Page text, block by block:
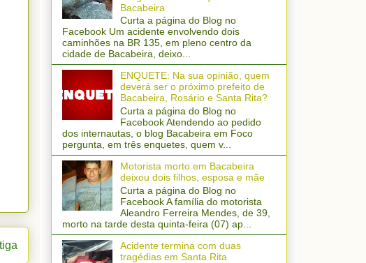
Bacabeira
Curta a página do Blog no
Facebook Um acidente envolvendo dois
caminhões na BR 135, em pleno centro da
cidade de Bacabeira, deixo...
ENQUETE: Na sua opinião, quem
deverá ser o próximo prefeito de
Bacabeira, Rosário e Santa Rita?
Curta a página do Blog no
Facebook Atendendo ao pedido
dos internautas, o blog Bacabeira em Foco
pergunta, em três enquetes, quem v...
Motorista morto em Bacabeira
deixou dois filhos, esposa e mãe
Curta a página do Blog no
Facebook A família do motorista
Aleandro Ferreira Mendes, de 39,
morto na tarde desta quinta-feira (07) ap...
Acidente termina com duas
tragédias em Santa Rita